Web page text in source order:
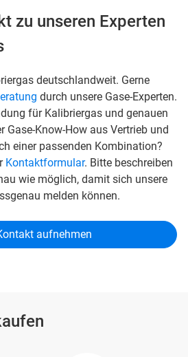
zu unseren Experten
deutschlandweit. Gerne
durch unsere Gase-Experten.
für Kalibriergas und genauen
Gase-Know-How aus Vertrieb und
einer passenden Kombination?
Kontaktformular. Bitte beschreiben
wie möglich, damit sich unsere
melden können.
aufnehmen